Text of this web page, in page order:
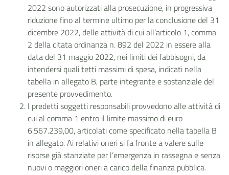
2022 sono autorizzati alla prosecuzione, in progressiva
riduzione fino al termine ultimo per la conclusione del 31
dicembre 2022, delle attività di cui all’articolo 1, comma
2 della citata ordinanza n. 892 del 2022 in essere alla
data del 31 maggio 2022, nei limiti dei fabbisogni, da
intendersi quali tetti massimi di spesa, indicati nella
tabella in allegato B, parte integrante e sostanziale del
presente provvedimento.
I predetti soggetti responsabili provvedono alle attività di
cui al comma 1 entro il limite massimo di euro
6.567.239,00, articolati come specificato nella tabella B
in allegato. Ai relativi oneri si fa fronte a valere sulle
risorse già stanziate per l’emergenza in rassegna e senza
nuovi o maggiori oneri a carico della finanza pubblica.